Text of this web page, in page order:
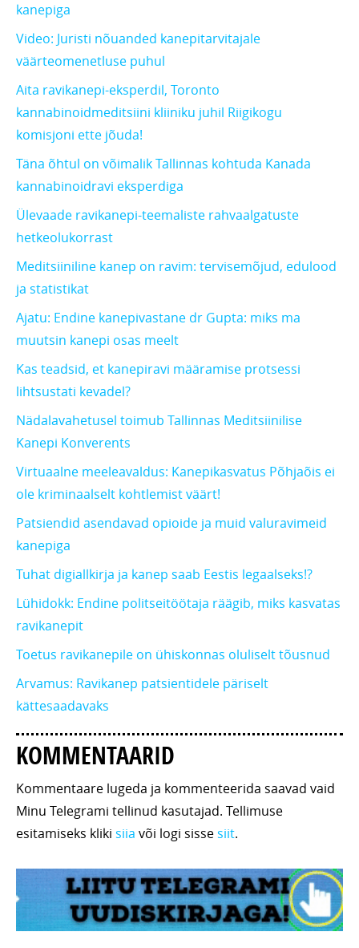
kanepiga
Video: Juristi nõuanded kanepitarvitajale
väärteomenetluse puhul
Aita ravikanepi-eksperdil, Toronto
kannabinoidmeditsiini kliiniku juhil Riigikogu
komisjoni ette jõuda!
Täna õhtul on võimalik Tallinnas kohtuda Kanada
kannabinoidravi eksperdiga
Ülevaade ravikanepi-teemaliste rahvaalgatuste
hetkeolukorrast
Meditsiiniline kanep on ravim: tervisemõjud, edulood
ja statistikat
Ajatu: Endine kanepivastane dr Gupta: miks ma
muutsin kanepi osas meelt
Kas teadsid, et kanepiravi määramise protsessi
lihtsustati kevadel?
Nädalavahetusel toimub Tallinnas Meditsiinilise
Kanepi Konverents
Virtuaalne meeleavaldus: Kanepikasvatus Põhjaõis ei
ole kriminaalselt kohtlemist väärt!
Patsiendid asendavad opioide ja muid valuravimeid
kanepiga
Tuhat digiallkirja ja kanep saab Eestis legaalseks!?
Lühidokk: Endine politseitöötaja räägib, miks kasvatas
ravikanepit
Toetus ravikanepile on ühiskonnas oluliselt tõusnud
Arvamus: Ravikanep patsientidele päriselt
kättesaadavaks
KOMMENTAARID
Kommentaare lugeda ja kommenteerida saavad vaid
Minu Telegrami tellinud kasutajad. Tellimuse
esitamiseks kliki siia või logi sissesiit.